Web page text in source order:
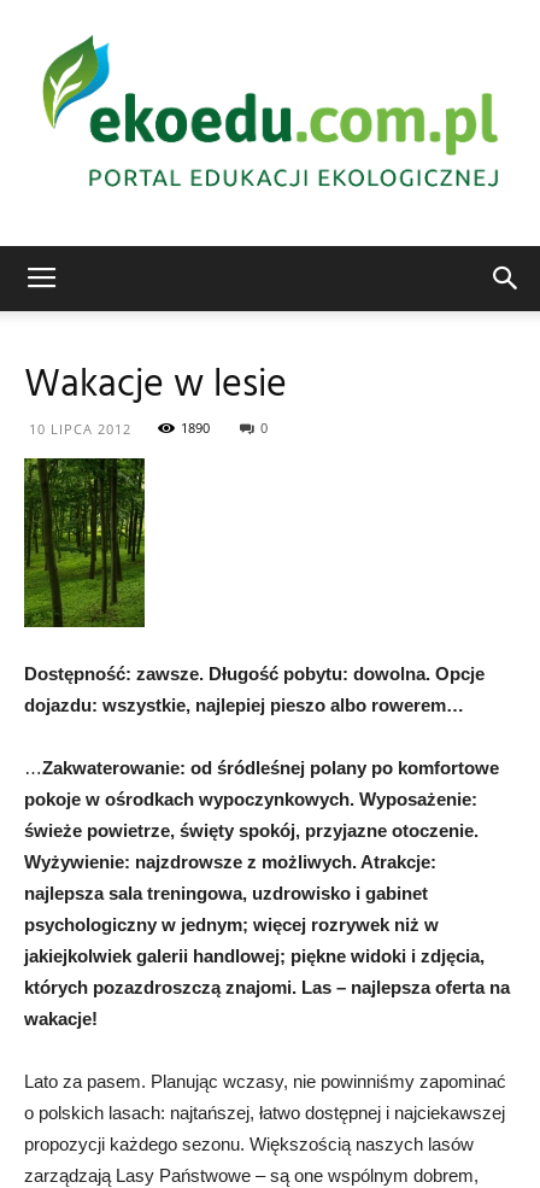
Wakacje w lesie
10 LIPCA 2012 1890 0
Dostępność: zawsze. Długość pobytu: dowolna. Opcje
dojazdu: wszystkie, najlepiej pieszo albo rowerem…
…Zakwaterowanie: od śródleśnej polany po komfortowe
pokoje w ośrodkach wypoczynkowych. Wyposażenie:
świeże powietrze, święty spokój, przyjazne otoczenie.
Wyżywienie: najzdrowsze z możliwych. Atrakcje:
najlepsza sala treningowa, uzdrowisko i gabinet
psychologiczny w jednym; więcej rozrywek niż w
jakiejkolwiek galerii handlowej; piękne widoki i zdjęcia,
których pozazdroszczą znajomi. Las – najlepsza oferta na
wakacje!
Lato za pasem. Planując wczasy, nie powinniśmy zapominać
o polskich lasach: najtańszej, łatwo dostępnej i najciekawszej
propozycji każdego sezonu. Większością naszych lasów
zarządzają Lasy Państwowe – są one wspólnym dobrem,